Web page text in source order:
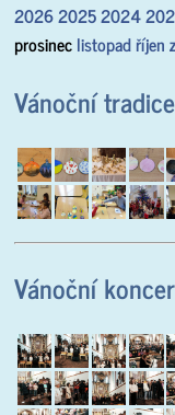
202620252024
prosineclistopadříjen
Vánoční tradice
Vánoční